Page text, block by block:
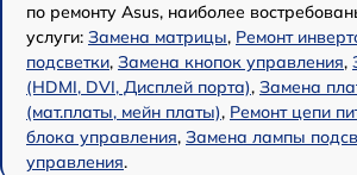
по ремонту Asus, наиболее
услуги: Замена матрицы, Ремонт
подсветки, Замена кнопок управления,
(HDMI, DVI, Дисплей порта), Замена
(мат.платы, мейн платы), Ремонт цепи
блока управления, Замена лампы
управления.